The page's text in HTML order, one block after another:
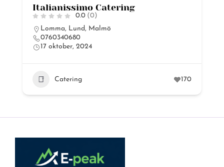
Italianissimo Catering
0.0 (0)
Lomma, Lund, Malmö
0760340680
17 oktober, 2024
Catering 170